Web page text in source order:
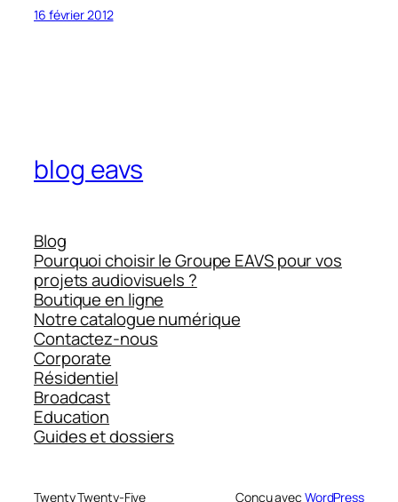
16 février 2012
blog eavs
Blog
Pourquoi choisir le Groupe EAVS pour vos
projets audiovisuels ?
Boutique en ligne
Notre catalogue numérique
Contactez-nous
Corporate
Résidentiel
Broadcast
Education
Guides et dossiers
Twenty Twenty-Five Conçu avec WordPress